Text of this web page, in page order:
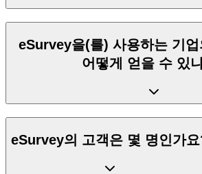
eSurvey을(를) 사용하는 기
어떻게 얻을 수 있
eSurvey의 고객은 몇 명인가